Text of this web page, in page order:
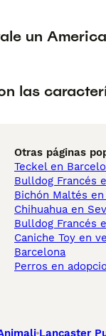
un
las
Otras páginas
Teckel en
Bulldog Francés
Bichón Maltés en
Chihuahua en
Bulldog Francés
Caniche Toy en
Barcelona
Perros en
Lancaster